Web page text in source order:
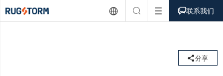
  联系我们
分享